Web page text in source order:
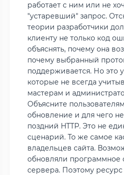
работает с ним или не
"устаревший" запрос.
теории разработчики
клиенту не только код
объяснять, почему она
почему выбранный
поддерживается. Но это
которые не всегда
мастерам и
Объясните
обновление и для чего
поздний HTTP. Это не
сценарий. То же самое
владельцев сайта.
обновляли программное
сервера. Поэтому ресурс